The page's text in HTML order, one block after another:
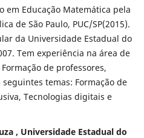
em Educação Matemática pela
de São Paulo, PUC/SP(2015).
da Universidade Estadual do
Tem experiência na área de
de professores,
temas: Formação de
Tecnologias digitais e
, Universidade Estadual do